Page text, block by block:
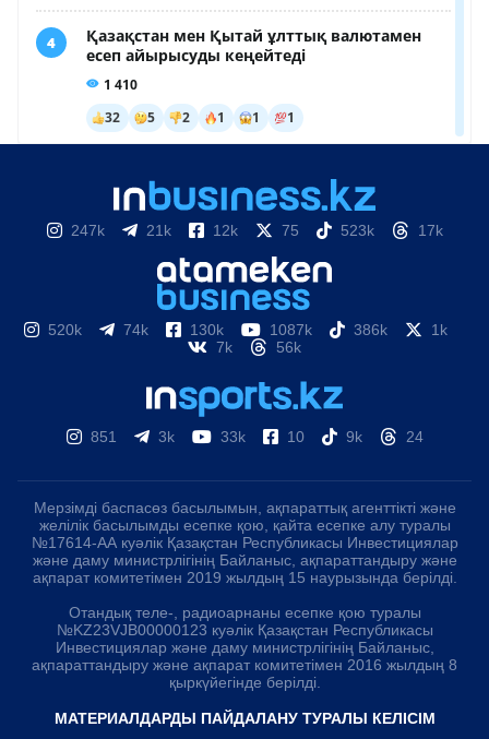
247k 21k 12k 75 523k 17k
520k 74k 130k 1087k 386k
1k
7k
56k
851 3k 33k 10 9k 24
Мерзімді баспасөз басылымын, ақпараттық агенттікті және
желілік басылымды есепке қою, қайта есепке алу туралы
№17614-АА куәлік Қазақстан Республикасы Инвестициялар
және даму министрлігінің Байланыс, ақпараттандыру және
ақпарат комитетімен 2019 жылдың 15 наурызында берілді.
Отандық теле-, радиоарнаны есепке қою туралы
№KZ23VJB00000123 куәлік Қазақстан Республикасы
Инвестициялар және даму министрлігінің Байланыс,
ақпараттандыру және ақпарат комитетімен 2016 жылдың 8
қыркүйегінде берілді.
МАТЕРИАЛДАРДЫ ПАЙДАЛАНУ ТУРАЛЫ КЕЛІСІМ